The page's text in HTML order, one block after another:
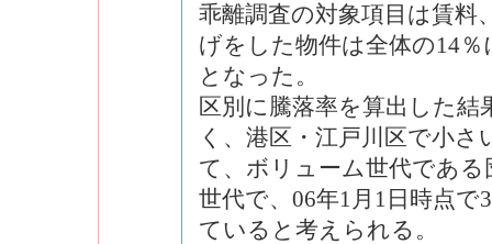
乖離調査の対象項目は賃料
げをした物件は全体の14
となった。
区別に騰落率を算出した結
く、港区・江戸川区で小
て、ボリューム世代であ
世代で、06年1月1日時点
ていると考えられる。